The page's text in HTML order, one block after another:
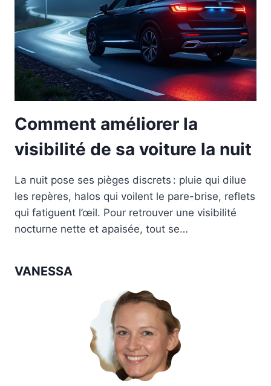
Comment améliorer la
visibilité de sa voiture la nuit
La nuit pose ses pièges discrets : pluie qui dilue
les repères, halos qui voilent le pare-brise, reflets
qui fatiguent l’œil. Pour retrouver une visibilité
nocturne nette et apaisée, tout se…
VANESSA